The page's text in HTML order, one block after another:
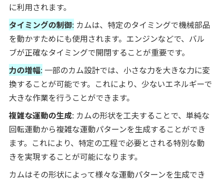
に利用されます。
タイミングの制御: カムは、特定のタイミングで機械部品
を動かすためにも使用されます。エンジンなどで、バル
ブが正確なタイミングで開閉することが重要です。
力の増幅: 一部のカム設計では、小さな力を大きな力に変
換することが可能です。これにより、少ないエネルギーで
大きな作業を行うことができます。
複雑な運動の生成: カムの形状を工夫することで、単純な
回転運動から複雑な運動パターンを生成することができ
ます。これにより、特定の工程で必要とされる特別な動
きを実現することが可能になります。
カムはその形状によって様々な運動パターンを生成でき